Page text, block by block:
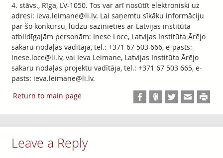
4. stāvs., Rīga, LV-1050. Tos var arī nosūtīt elektroniski uz
adresi: ieva.leimane@li.lv. Lai saņemtu sīkāku informāciju
par šo konkursu, lūdzu sazinieties ar Latvijas institūta
atbildīgajām personām: Inese Loce, Latvijas Institūta Ārējo
sakaru nodaļas vadītāja, tel.: +371 67 503 666, e-pasts:
inese.loce@li.lv, vai Ieva Leimane, Latvijas Institūta Ārējo
sakaru nodaļas projektu vadītāja, tel.: +371 67 503 665, e-
pasts: ieva.leimane@li.lv.
Return to main page
Leave a Reply